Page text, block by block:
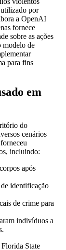
por
a OpenAI
fornece
sobre as ações
modelo de
para fins
em
do
cenários
incluindo:
após
identificação
de crime para
indivíduos a
State